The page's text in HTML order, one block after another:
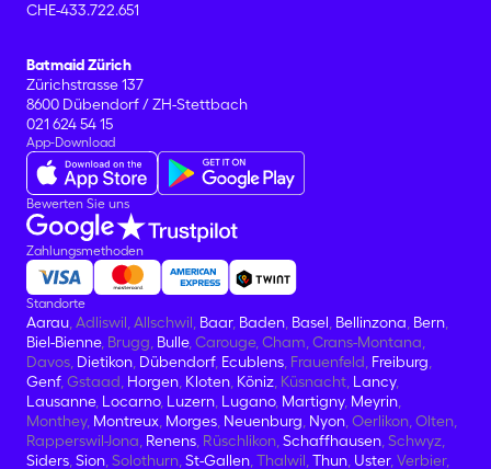
CHE-433.722.651
Batmaid Zürich
Zürichstrasse 137
8600 Dübendorf / ZH-Stettbach
021 624 54 15
App-Download
Bewerten Sie uns
Zahlungsmethoden
Standorte
Aarau , Adliswil, Allschwil, Baar, Baden Basel Bellinzona Bern
Biel-Bienne, Brugg, Bulle, Carouge, Cham, Crans-Montana,
Davos, Dietikon Dübendorf, Ecublens , Frauenfeld, Freiburg
Genf, Gstaad, Horgen Kloten Köniz , Küsnacht, Lancy,
Lausanne, Locarno, Luzern Lugano, Martigny, Meyrin
Monthey, Montreux Morges Neuenburg Nyon , Oerlikon, Olten,
Rapperswil-Jona, Renens , Rüschlikon, Schaffhausen , Schwyz,
Siders Sion , Solothurn, St-Gallen , Thalwil, Thun Uster, Verbier,